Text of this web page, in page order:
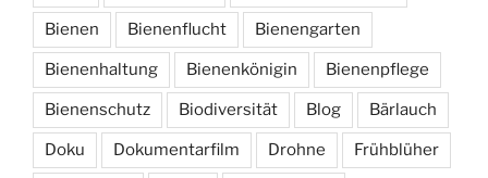
Bienen Bienenflucht Bienengarten
Bienenhaltung Bienenkönigin Bienenpflege
Bienenschutz Biodiversität Blog Bärlauch
Doku Dokumentarfilm Drohne Frühblüher